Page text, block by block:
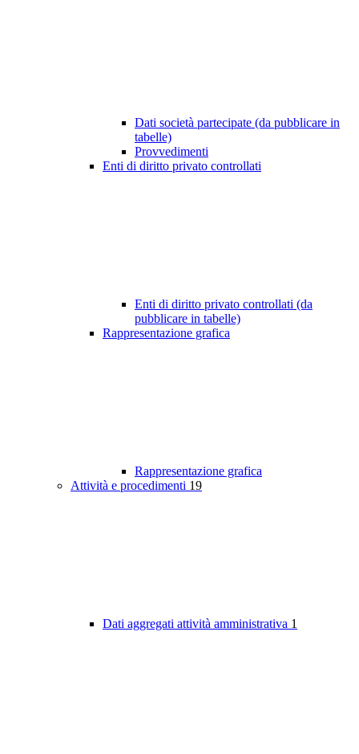
Dati società partecipate (da pubblicare in
tabelle)
Provvedimenti
Enti di diritto privato controllati
Enti di diritto privato controllati (da
pubblicare in tabelle)
Rappresentazione grafica
Rappresentazione grafica
Attività e procedimenti 19
Dati aggregati attività amministrativa 1